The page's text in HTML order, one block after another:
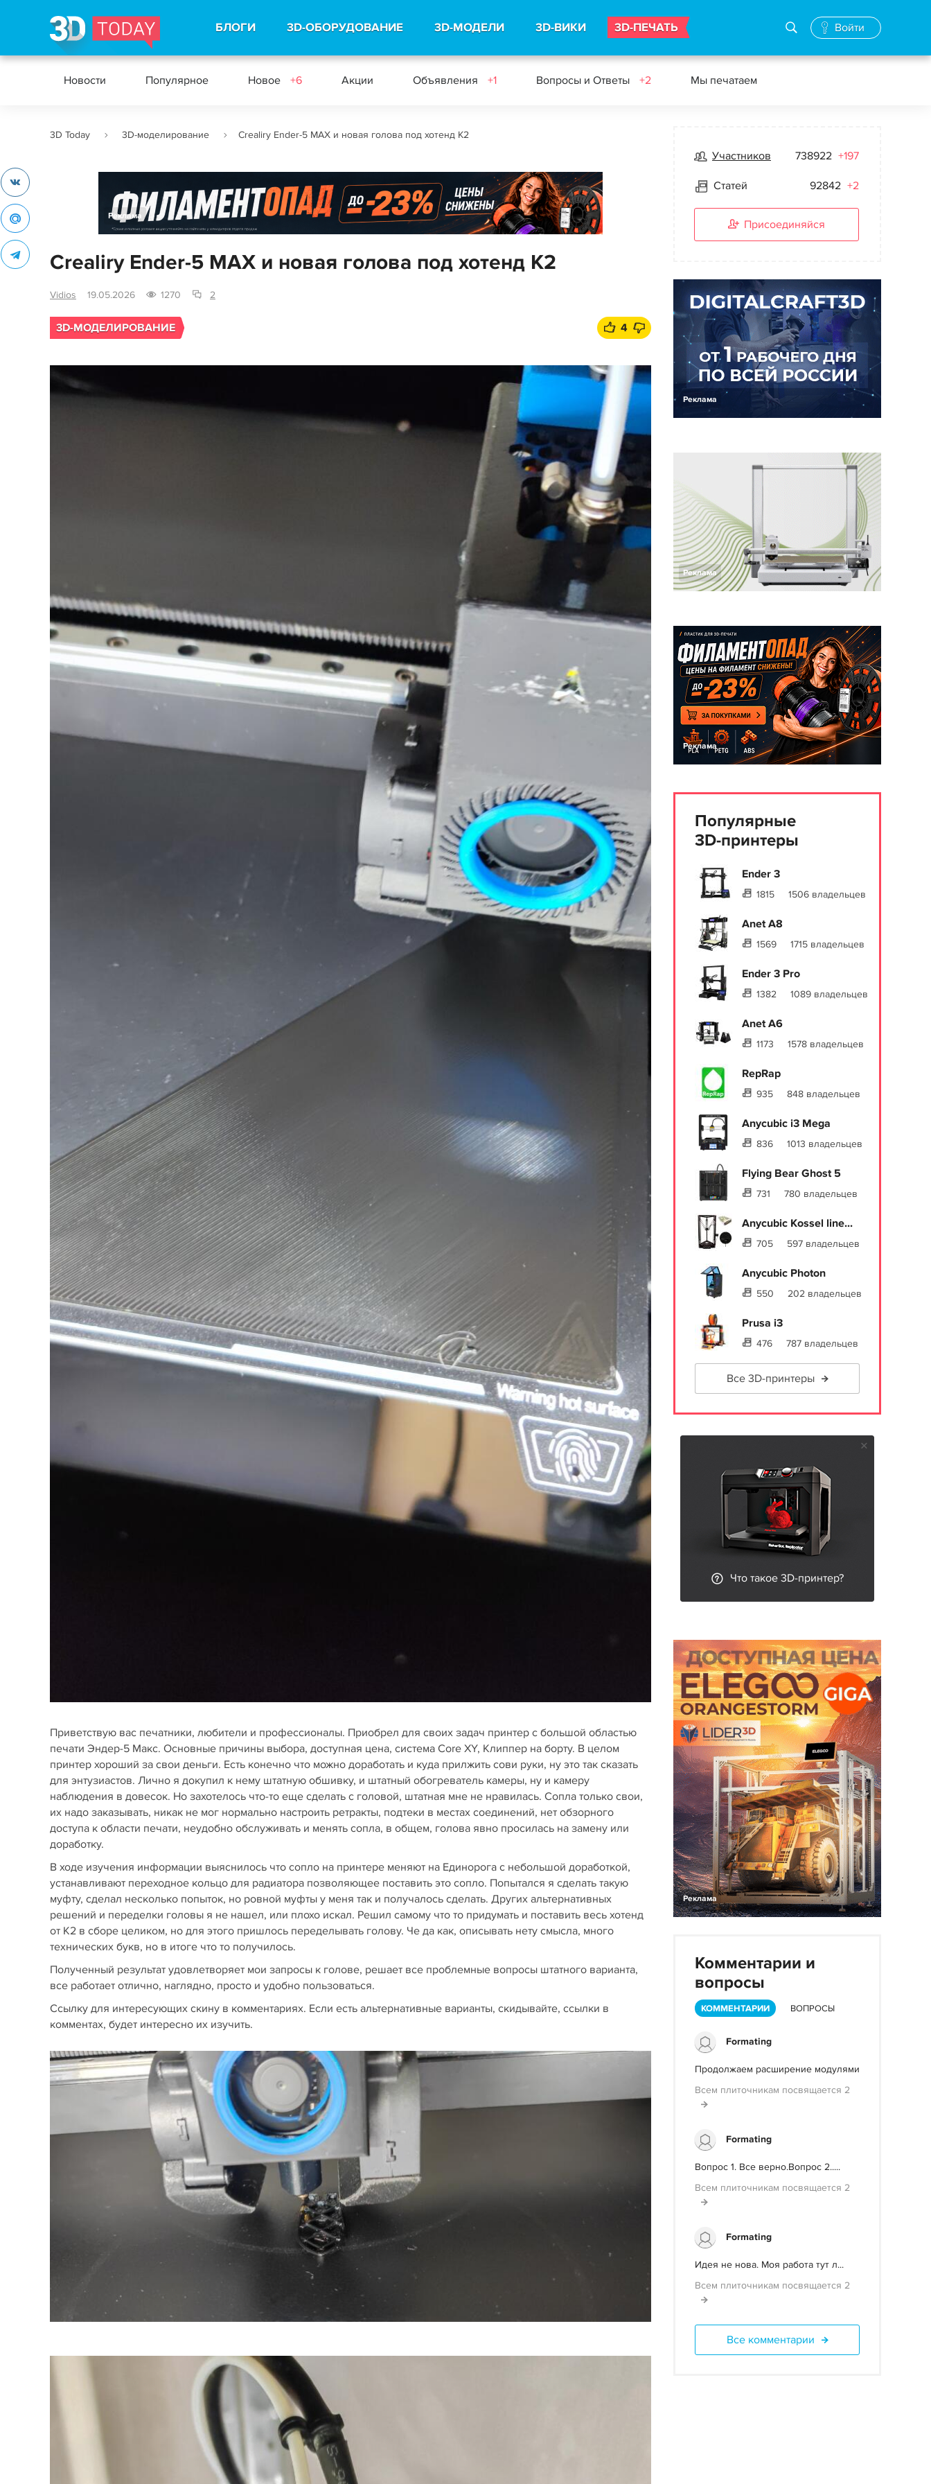
БЛОГИ 3D-ОБОРУДОВАНИЕ 3D-МОДЕЛИ 3D-ВИКИ 3D-ПЕЧАТЬ Войти
Новости Популярное Новое +6 Акции Объявления +1 Вопросы и Ответы +2 Мы печатаем
3D Today 3D-моделирование Crealiry Ender-5 MAX и новая голова под хотенд К2
Реклама
Crealiry Ender-5 MAX и новая голова под хотенд К2
Vidios 19.05.2026 1270 2
3D-МОДЕЛИРОВАНИЕ 4
Приветствую вас печатники, любители и профессионалы. Приобрел для своих задач принтер с большой областью
печати Эндер-5 Макс. Основные причины выбора, доступная цена, система Core XY, Клиппер на борту. В целом
принтер хороший за свои деньги. Есть конечно что можно доработать и куда прилжить сови руки, ну это так сказать
для энтузиастов. Лично я докупил к нему штатную обшивку, и штатный обогреватель камеры, ну и камеру
наблюдения в довесок. Но захотелось что-то еще сделать с головой, штатная мне не нравилась. Сопла только свои,
их надо заказывать, никак не мог нормально настроить ретракты, подтеки в местах соединений, нет обзорного
доступа к области печати, неудобно обслуживать и менять сопла, в общем, голова явно просилась на замену или
доработку.
В ходе изучения информации выяснилось что сопло на принтере меняют на Единорога с небольшой доработкой,
устанавливают переходное кольцо для радиатора позволяющее поставить это сопло. Попытался я сделать такую
муфту, сделал несколько попыток, но ровной муфты у меня так и получалось сделать. Других альтернативных
решений и переделки головы я не нашел, или плохо искал. Решил самому что то придумать и поставить весь хотенд
от К2 в сборе целиком, но для этого пришлось переделывать голову. Че да как, описывать нету смысла, много
технических букв, но в итоге что то получилось.
Полученный результат удовлетворяет мои запросы к голове, решает все проблемные вопросы штатного варианта,
все работает отлично, наглядно, просто и удобно пользоваться.
Ссылку для интересующих скину в комментариях. Если есть альтернативные варианты, скидывайте, ссылки в
комментах, будет интересно их изучить.
Участников 738922 +197
Статей 92842 +2
Присоединяйся
Реклама
Реклама
Реклама
Популярные
3D-принтеры
Ender 3
1815 1506 владельцев
Anet A8
1569 1715 владельцев
Ender 3 Pro
1382 1089 владельцев
Anet A6
1173 1578 владельцев
RepRap
935 848 владельцев
Anycubic i3 Mega
836 1013 владельцев
Flying Bear Ghost 5
731 780 владельцев
Anycubic Kossel line...
705 597 владельцев
Anycubic Photon
550 202 владельцев
Prusa i3
476 787 владельцев
Все 3D-принтеры
Что такое 3D-принтер?
Реклама
Комментарии и
вопросы
КОММЕНТАРИИ ВОПРОСЫ
Formating
Продолжаем расширение модулями
Всем плиточникам посвящается 2
Formating
Вопрос 1. Все верно.Вопрос 2.....
Всем плиточникам посвящается 2
Formating
Идея не нова. Моя работа тут л...
Всем плиточникам посвящается 2
Все комментарии